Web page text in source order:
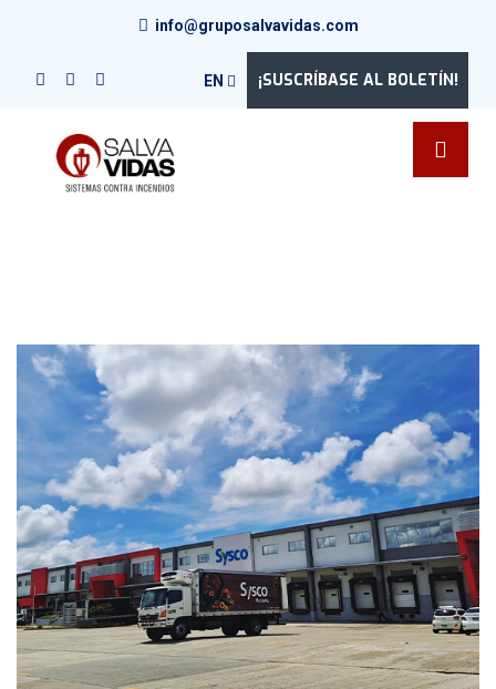
info@gruposalvavidas.com
EN ¡SUSCRÍBASE AL BOLETÍN!